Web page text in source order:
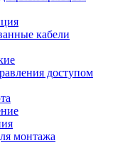
кабели
доступом
монтажа